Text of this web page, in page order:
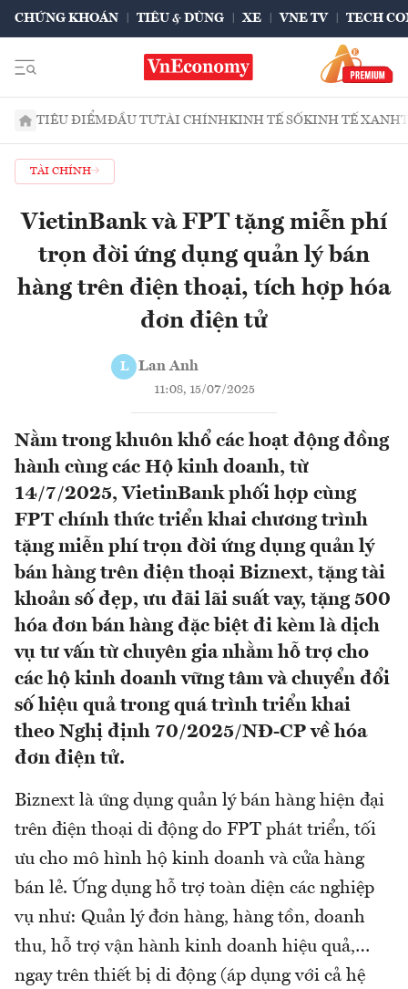
CHỨNG KHOÁN TIÊU & DÙNG XE VNE TV TECH
TIÊU ĐIỂMĐẦU TƯTÀI CHÍNHKINH TẾ SỐKINH TẾ XANH
TÀI CHÍNH
VietinBank và FPT tặng miễn phí
trọn đời ứng dụng quản lý bán
hàng trên điện thoại, tích hợp hóa
đơn điện tử
L Lan Anh
11:08, 15/07/2025
Nằm trong khuôn khổ các hoạt động đồng
hành cùng các Hộ kinh doanh, từ
14/7/2025, VietinBank phối hợp cùng
FPT chính thức triển khai chương trình
tặng miễn phí trọn đời ứng dụng quản lý
bán hàng trên điện thoại Biznext, tặng tài
khoản số đẹp, ưu đãi lãi suất vay, tặng 500
hóa đơn bán hàng đặc biệt đi kèm là dịch
vụ tư vấn từ chuyên gia nhằm hỗ trợ cho
các hộ kinh doanh vững tâm và chuyển đổi
số hiệu quả trong quá trình triển khai
theo Nghị định 70/2025/NĐ-CP về hóa
đơn điện tử.
Biznext là ứng dụng quản lý bán hàng hiện đại
trên điện thoại di động do FPT phát triển, tối
ưu cho mô hình hộ kinh doanh và cửa hàng
bán lẻ. Ứng dụng hỗ trợ toàn diện các nghiệp
vụ như: Quản lý đơn hàng, hàng tồn, doanh
thu, hỗ trợ vận hành kinh doanh hiệu quả,…
ngay trên thiết bị di động (áp dụng với cả hệ